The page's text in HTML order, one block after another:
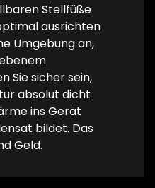
Stellfüße
ausrichten
Umgebung an,
Sie sicher sein,
absolut dicht
ins Gerät
bildet. Das
Geld.